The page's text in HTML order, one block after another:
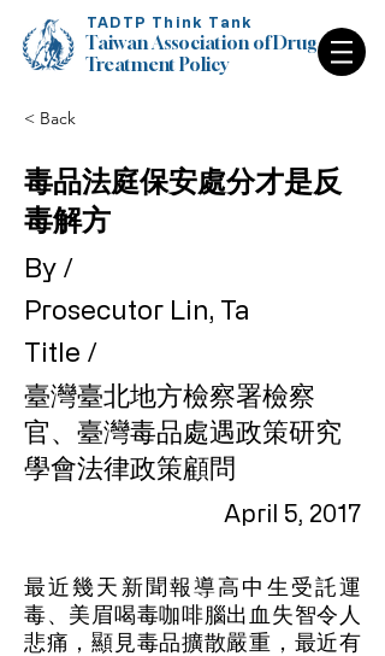
TADTP Think Tank
Taiwan Association of Drug
Treatment Policy
Taiwan Association of Drug
< Back
毒品法庭保安處分才是反
毒解方
By /
Prosecutor Lin, Ta
Title /
臺灣臺北地方檢察署檢察
官、臺灣毒品處遇政策研究
學會法律政策顧問
April 5, 2017
最近幾天新聞報導高中生受託運
毒、美眉喝毒咖啡腦出血失智令人
悲痛，顯見毒品擴散嚴重，最近有